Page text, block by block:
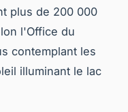
plus de 200 000
l'Office du
contemplant les
illuminant le lac